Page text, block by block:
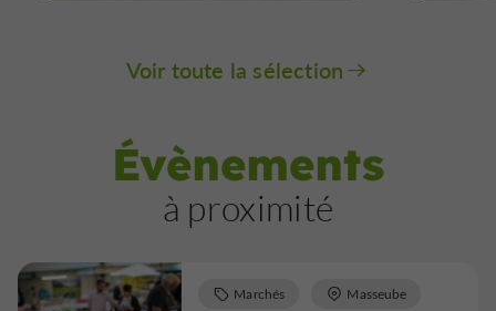
Voir toute la sélection
Évènements
à proximité
Marchés Masseube